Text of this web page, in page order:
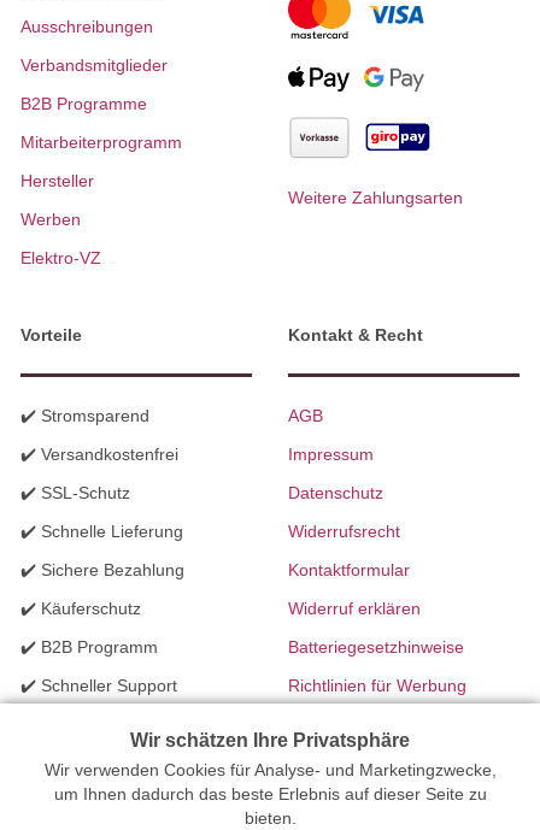
Ausschreibungen
Verbandsmitglieder
B2B Programme
Mitarbeiterprogramm
Hersteller
Werben
Elektro-VZ
Weitere Zahlungsarten
Vorteile
✔️ Stromsparend
✔️ Versandkostenfrei
✔️ SSL-Schutz
✔️ Schnelle Lieferung
✔️ Sichere Bezahlung
✔️ Käuferschutz
✔️ B2B Programm
✔️ Schneller Support
Kontakt & Recht
AGB
Impressum
Datenschutz
Widerrufsrecht
Kontaktformular
Widerruf erklären
Batteriegesetzhinweise
Richtlinien für Werbung
Ihr Onlinefachhandel für Beleuchtung seit 2012 | Erstellt mit
Wir schätzen Ihre Privatsphäre
Wir verwenden Cookies für Analyse- und Marketingzwecke,
um Ihnen dadurch das beste Erlebnis auf dieser Seite zu
bieten.